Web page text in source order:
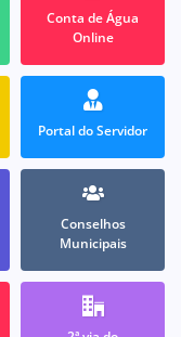
Conta de Água
Online
Portal do Servidor
Conselhos
Municipais